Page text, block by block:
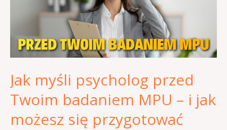
Jak myśli psycholog przed
Twoim badaniem MPU – i jak
możesz się przygotować
badaniem
i
jak
możesz
się
przygotować